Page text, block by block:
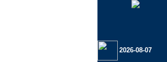
2026-08-07